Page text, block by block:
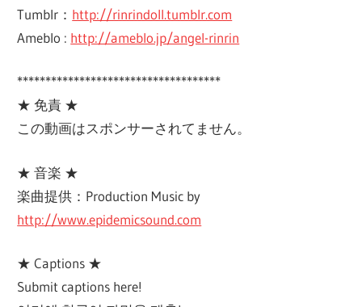
Tumblr： http://rinrindoll.tumblr.com
Ameblo : http://ameblo.jp/angel-rinrin
************************************
★ 免責 ★
この動画はスポンサーされてません。
★ 音楽 ★
楽曲提供：Production Music by
http://www.epidemicsound.com
★ Captions ★
Submit captions here!